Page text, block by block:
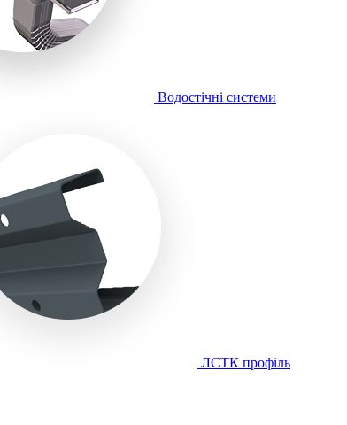
Водостічні системи
ЛСТК профіль